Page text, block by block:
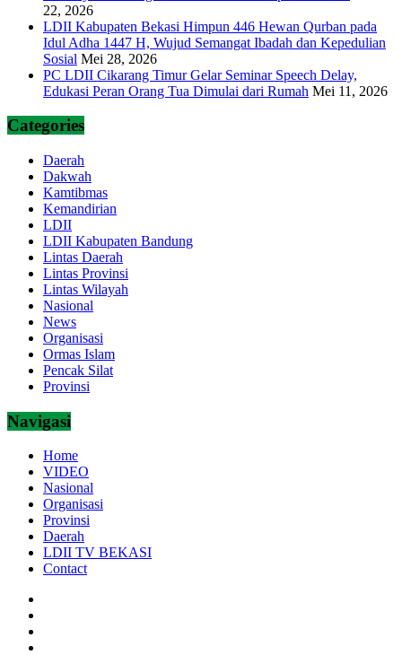
22, 2026
LDII Kabupaten Bekasi Himpun 446 Hewan Qurban pada
Idul Adha 1447 H, Wujud Semangat Ibadah dan Kepedulian
Sosial Mei 28, 2026
PC LDII Cikarang Timur Gelar Seminar Speech Delay,
Edukasi Peran Orang Tua Dimulai dari Rumah Mei 11, 2026
Categories
Daerah
Dakwah
Kamtibmas
Kemandirian
LDII
LDII Kabupaten Bandung
Lintas Daerah
Lintas Provinsi
Lintas Wilayah
Nasional
News
Organisasi
Ormas Islam
Pencak Silat
Provinsi
Navigasi
Home
VIDEO
Nasional
Organisasi
Provinsi
Daerah
LDII TV BEKASI
Contact